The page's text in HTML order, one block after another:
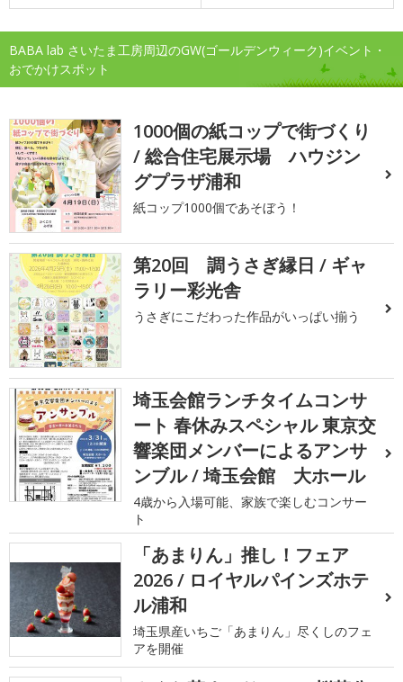
BABA lab さいたま工房周辺のGW(ゴールデンウィーク)イベント・
おでかけスポット
1000個の紙コップで街づくり
/ 総合住宅展示場 ハウジン
グプラザ浦和
紙コップ1000個であそぼう！
第20回 調うさぎ縁日 / ギャ
ラリー彩光舎
うさぎにこだわった作品がいっぱい揃う
埼玉会館ランチタイムコンサ
ート 春休みスペシャル 東京交
響楽団メンバーによるアンサ
ンブル / 埼玉会館 大ホール
4歳から入場可能、家族で楽しむコンサー
ト
「あまりん」推し！フェア
2026 / ロイヤルパインズホテ
ル浦和
埼玉県産いちご「あまりん」尽くしのフェ
アを開催